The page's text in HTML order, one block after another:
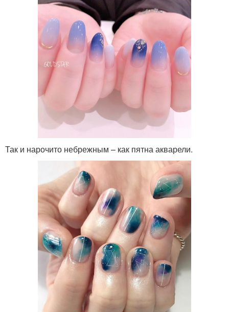
Так и нарочито небрежным – как пятна акварели.